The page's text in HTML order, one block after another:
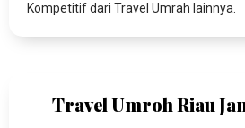
Kompetitif dari Travel Umrah lainnya.
Travel Umroh Riau